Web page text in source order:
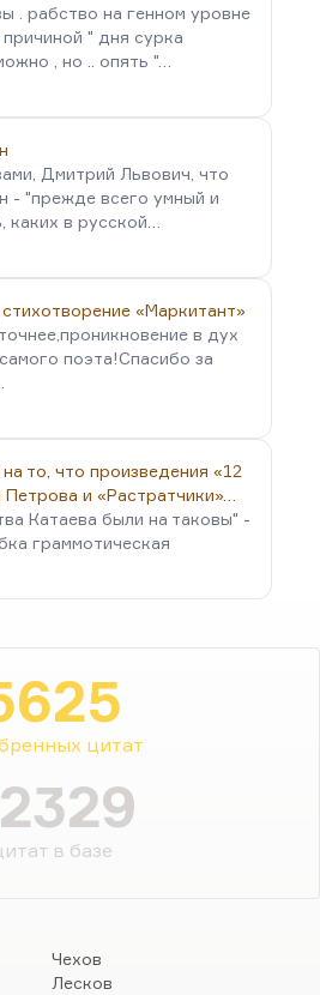
. рабство на генном уровне
причиной " дня сурка
, но .. опять "…
Дмитрий Львович, что
- "прежде всего умный и
каких в русской…
«Маркитант»
в дух
поэта!Спасибо за
то, что произведения «12
и «Растратчики»…
Катаева были на таковы" -
граммотическая
цитат
в базе
Чехов
Лесков